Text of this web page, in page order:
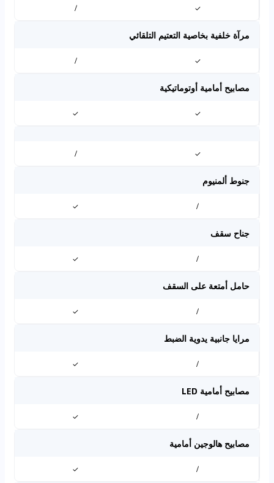
✓
/
مرآة خلفية بخاصية التعتيم التلقائي
✓
/
مصابيح أمامية أوتوماتيكية
✓
✓
✓
/
جنوط ألمنيوم
/
✓
جناح سقف
/
✓
حامل أمتعة على السقف
/
✓
مرايا جانبية يدوية الضبط
/
✓
مصابيح أمامية LED
/
✓
مصابيح هالوجين أمامية
/
✓